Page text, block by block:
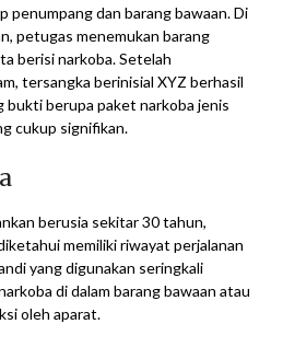
penumpang dan barang bawaan. Di
petugas menemukan barang
berisi narkoba. Setelah
tersangka berinisial XYZ berhasil
bukti berupa paket narkoba jenis
cukup signifikan.
berusia sekitar 30 tahun,
memiliki riwayat perjalanan
yang digunakan seringkali
di dalam barang bawaan atau
oleh aparat.